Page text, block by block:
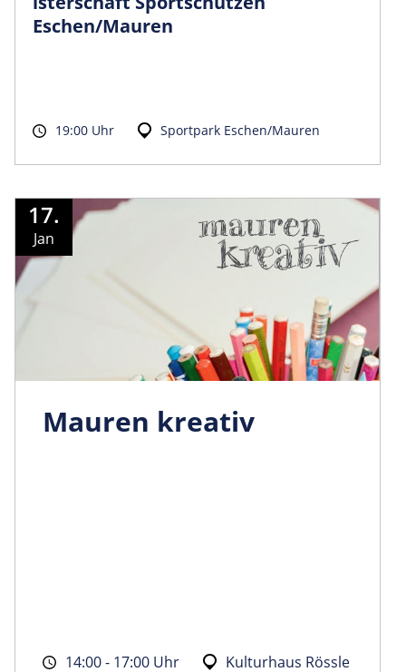
Eschen/Mauren
19:00 Uhr Sportpark Eschen/Mauren
17.
Jan
Mauren kreativ
14:00 - 17:00 Uhr Kulturhaus Rössle